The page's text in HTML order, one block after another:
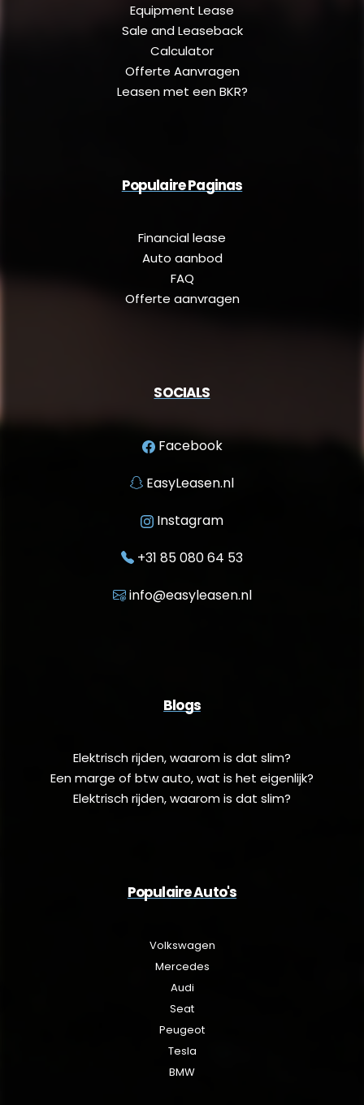
Equipment Lease
Sale and Leaseback
Calculator
Offerte Aanvragen
Leasen met een BKR?
Populaire Paginas
Financial lease
Auto aanbod
FAQ
Offerte aanvragen
SOCIALS
Facebook
EasyLeasen.nl
Instagram
+31 85 080 64 53
info@easyleasen.nl
Blogs
Elektrisch rijden, waarom is dat slim?
Een marge of btw auto, wat is het eigenlijk?
Elektrisch rijden, waarom is dat slim?
Populaire Auto's
Volkswagen
Mercedes
Audi
Seat
Peugeot
Tesla
BMW